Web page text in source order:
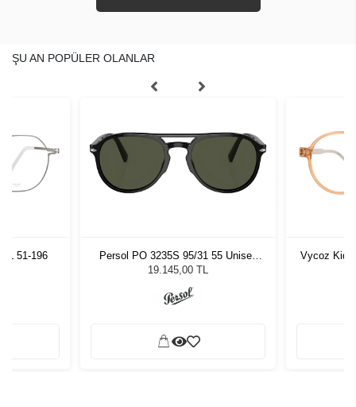
ŞU AN POPÜLER OLANLAR
51-196
Persol PO 3235S 95/31 55 Unisex
Güneş Gözlüğü
19.145,00 TL
Vycoz Kids